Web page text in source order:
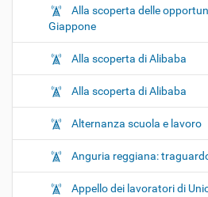
Alla scoperta delle
Giappone
Alla scoperta di Alibaba
Alla scoperta di Alibaba
Alternanza scuola e lavoro
Anguria reggiana:
Appello dei lavoratori di